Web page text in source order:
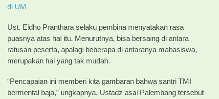
di UM
Ust. Eldho Pranthara selaku pembina menyatakan rasa
puasnya atas hal itu. Menurutnya, bisa bersaing di antara
ratusan peserta, apalagi beberapa di antaranya mahasiswa,
merupakan hal yang tak mudah.
“Pencapaian ini memberi kita gambaran bahwa santri TMI
bermental baja,” ungkapnya. Ustadz asal Palembang tersebut